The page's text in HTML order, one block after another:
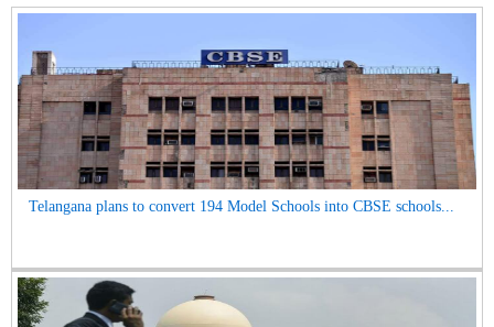
Telangana plans to convert 194 Model Schools into CBSE schools...